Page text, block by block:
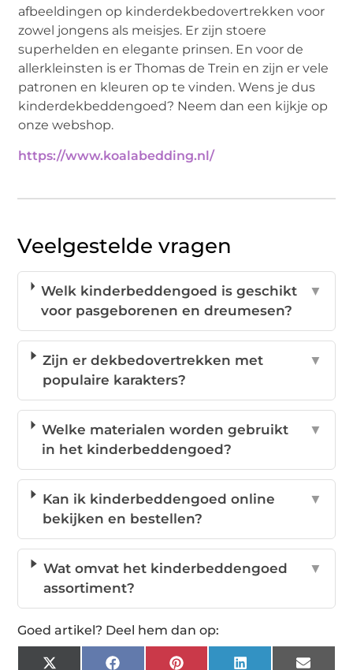
afbeeldingen op kinderdekbedovertrekken voor
zowel jongens als meisjes. Er zijn stoere
superhelden en elegante prinsen. En voor de
allerkleinsten is er Thomas de Trein en zijn er vele
patronen en kleuren op te vinden. Wens je dus
kinderdekbeddengoed? Neem dan een kijkje op
onze webshop.
https://www.koalabedding.nl/
Veelgestelde vragen
Welk kinderbeddengoed is geschikt
voor pasgeborenen en dreumesen?
▼
Zijn er dekbedovertrekken met
populaire karakters?
▼
Welke materialen worden gebruikt
in het kinderbeddengoed?
▼
Kan ik kinderbeddengoed online
bekijken en bestellen?
▼
Wat omvat het kinderbeddengoed
assortiment?
▼
Goed artikel? Deel hem dan op: